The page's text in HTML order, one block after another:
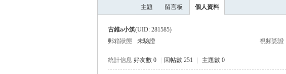
主題 留言板 個人資料
古錐a小筑(UID: 281585)
郵箱狀態
未驗證 視頻認證
統計信息 好友數 0 回帖數 251 主題數 0